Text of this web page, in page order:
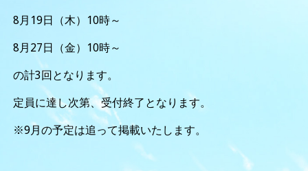
8月19日（木）10時～
8月27日（金）10時～
の計3回となります。
定員に達し次第、受付終了となります。
※9月の予定は追って掲載いたします。